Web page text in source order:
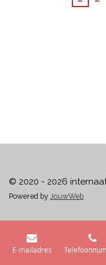
© 2020 - 2026
Powered by JouwWeb
E-mailadres